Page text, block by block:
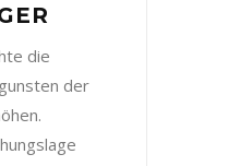
die
der